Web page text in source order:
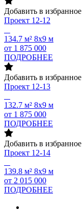
Добавить в избранное
Проект 12-12
134.7 м² 8х9 м
от 1 875 000
ПОДРОБНЕЕ
Добавить в избранное
Проект 12-13
132.7 м² 8х9 м
от 1 875 000
ПОДРОБНЕЕ
Добавить в избранное
Проект 12-14
139.8 м² 8х9 м
от 2 015 000
ПОДРОБНЕЕ